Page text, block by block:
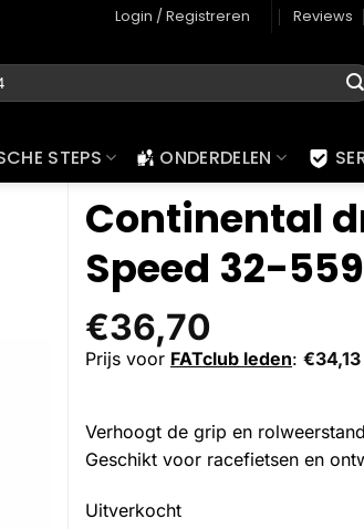
Login / Registreren Reviews
STEPS ONDERDELEN
Continental
Speed 32-
€36,70
Prijs voor FATclub leden: €34,13
Verhoogt de grip en
Geschikt voor racefietsen en
Uitverkocht